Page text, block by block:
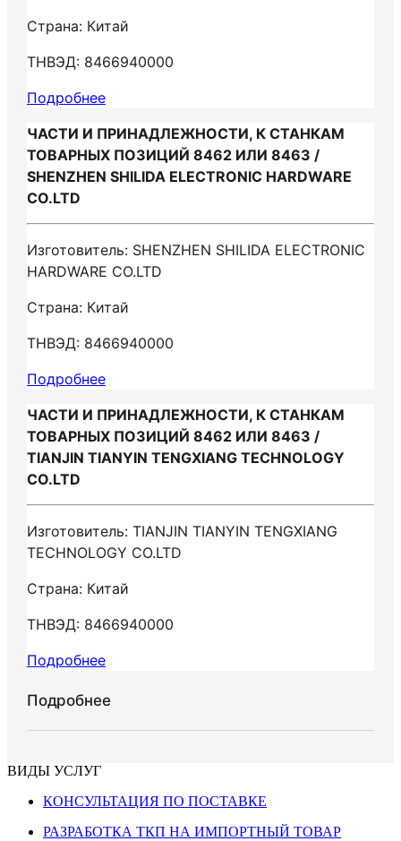
Страна: Китай
ТНВЭД: 8466940000
Подробнее
ЧАСТИ И ПРИНАДЛЕЖНОСТИ, К СТАНКАМ
ТОВАРНЫХ ПОЗИЦИЙ 8462 ИЛИ 8463 /
SHENZHEN SHILIDA ELECTRONIC HARDWARE
CO.LTD
Изготовитель: SHENZHEN SHILIDA ELECTRONIC
HARDWARE CO.LTD
Страна: Китай
ТНВЭД: 8466940000
Подробнее
ЧАСТИ И ПРИНАДЛЕЖНОСТИ, К СТАНКАМ
ТОВАРНЫХ ПОЗИЦИЙ 8462 ИЛИ 8463 /
TIANJIN TIANYIN TENGXIANG TECHNOLOGY
CO.LTD
Изготовитель: TIANJIN TIANYIN TENGXIANG
TECHNOLOGY CO.LTD
Страна: Китай
ТНВЭД: 8466940000
Подробнее
Подробнее
ВИДЫ УСЛУГ
КОНСУЛЬТАЦИЯ ПО ПОСТАВКЕ
РАЗРАБОТКА ТКП НА ИМПОРТНЫЙ ТОВАР